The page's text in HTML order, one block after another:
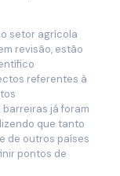
setor agrícola
revisão, estão
referentes à
já foram
que tanto
de outros países
pontos de